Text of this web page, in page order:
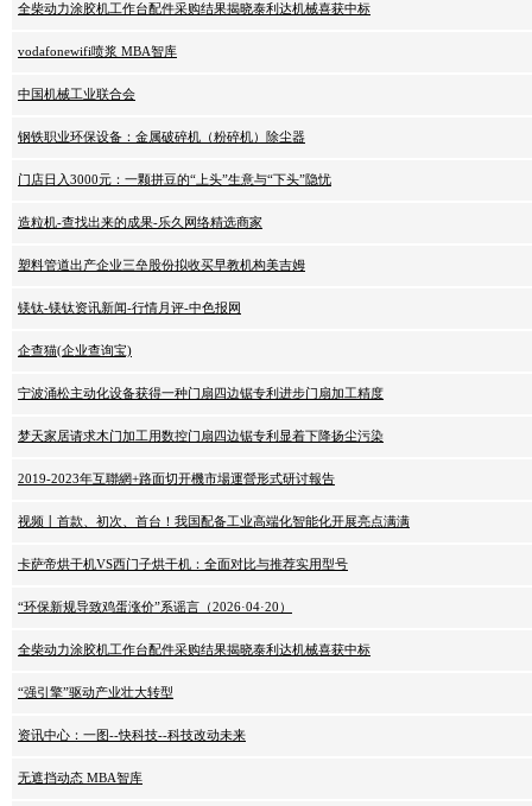
全柴动力涂胶机工作台配件采购结果揭晓泰利达机械喜获中标
vodafonewifi喷浆 MBA智库
中国机械工业联合会
钢铁职业环保设备：金属破碎机（粉碎机）除尘器
门店日入3000元：一颗拼豆的“上头”生意与“下头”隐忧
造粒机-查找出来的成果-乐久网络精选商家
塑料管道出产企业三垒股份拟收买早教机构美吉姆
镁钛-镁钛资讯新闻-行情月评-中色报网
企查猫(企业查询宝)
宁波涌松主动化设备获得一种门扇四边锯专利进步门扇加工精度
梦天家居请求木门加工用数控门扇四边锯专利显着下降扬尘污染
2019-2023年互聯網+路面切开機市場運營形式研讨報告
视频丨首款、初次、首台！我国配备工业高端化智能化开展亮点满满
卡萨帝烘干机VS西门子烘干机：全面对比与推荐实用型号
“环保新规导致鸡蛋涨价”系谣言（2026·04·20）
全柴动力涂胶机工作台配件采购结果揭晓泰利达机械喜获中标
“强引擎”驱动产业壮大转型
资讯中心：一图--快科技--科技改动未来
无遮挡动态 MBA智库